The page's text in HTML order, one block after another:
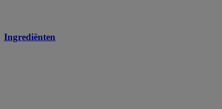
Ingrediënten